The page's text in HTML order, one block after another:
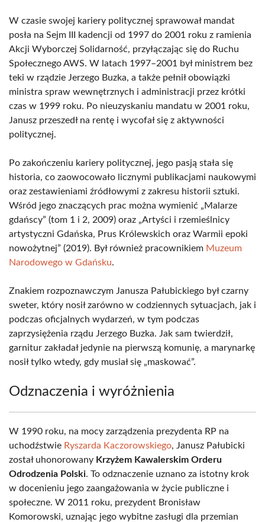
W czasie swojej kariery politycznej sprawował mandat
posła na Sejm III kadencji od 1997 do 2001 roku z ramienia
Akcji Wyborczej Solidarność, przyłączając się do Ruchu
Społecznego AWS. W latach 1997–2001 był ministrem bez
teki w rządzie Jerzego Buzka, a także pełnił obowiązki
ministra spraw wewnętrznych i administracji przez krótki
czas w 1999 roku. Po nieuzyskaniu mandatu w 2001 roku,
Janusz przeszedł na rentę i wycofał się z aktywności
politycznej.
Po zakończeniu kariery politycznej, jego pasją stała się
historia, co zaowocowało licznymi publikacjami naukowymi
oraz zestawieniami źródłowymi z zakresu historii sztuki.
Wśród jego znaczących prac można wymienić „Malarze
gdańscy” (tom 1 i 2, 2009) oraz „Artyści i rzemieślnicy
artystyczni Gdańska, Prus Królewskich oraz Warmii epoki
nowożytnej” (2019). Był również pracownikiem Muzeum
Narodowego w Gdańsku.
Znakiem rozpoznawczym Janusza Pałubickiego był czarny
sweter, który nosił zarówno w codziennych sytuacjach, jak i
podczas oficjalnych wydarzeń, w tym podczas
zaprzysiężenia rządu Jerzego Buzka. Jak sam twierdził,
garnitur zakładał jedynie na pierwszą komunię, a marynarkę
nosił tylko wtedy, gdy musiał się „maskować”.
Odznaczenia i wyróżnienia
W 1990 roku, na mocy zarządzenia prezydenta RP na
uchodźstwie Ryszarda Kaczorowskiego, Janusz Pałubicki
został uhonorowany Krzyżem Kawalerskim Orderu
Odrodzenia Polski. To odznaczenie uznano za istotny krok
w docenieniu jego zaangażowania w życie publiczne i
społeczne. W 2011 roku, prezydent Bronisław
Komorowski, uznając jego wybitne zasługi dla przemian